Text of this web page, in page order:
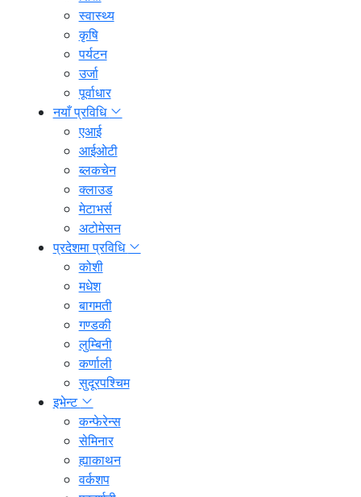
स्वास्थ्य
कृषि
पर्यटन
उर्जा
पूर्वाधार
नयाँ प्रविधि
एआई
आईओटी
ब्लकचेन
क्लाउड
मेटाभर्स
अटोमेसन
प्रदेशमा प्रविधि
कोशी
मधेश
बागमती
गण्डकी
लुम्बिनी
कर्णाली
सुदूरपश्चिम
इभेन्ट
कन्फेरेन्स
सेमिनार
ह्याकाथन
वर्कशप